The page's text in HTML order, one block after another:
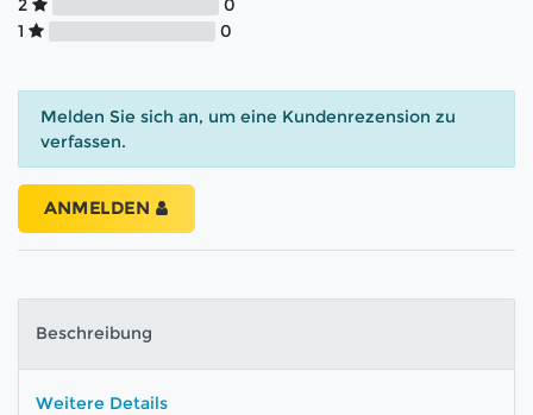
2
0
1
0
Melden Sie sich an, um eine Kundenrezension zu
verfassen.
ANMELDEN
Beschreibung
Weitere Details